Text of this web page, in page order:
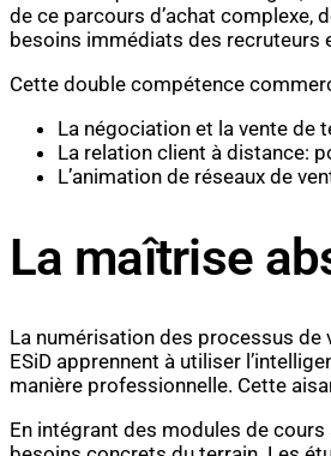
de ce parcours d’achat complexe,
besoins immédiats des recruteurs
Cette double compétence
La négociation et la vente de
La relation client à distance:
L’animation de réseaux de
La maîtrise
La numérisation des processus
ESiD apprennent à utiliser
manière professionnelle. Cette
En intégrant des modules de